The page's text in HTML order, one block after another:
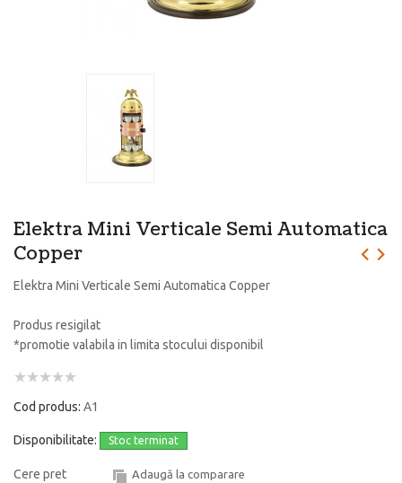
Elektra Mini Verticale Semi Automatica
Copper
Elektra Mini Verticale Semi Automatica Copper
Produs resigilat
*promotie valabila in limita stocului disponibil
Cod produs: A1
Disponibilitate: Stoc terminat
Cere pret
Adaugă la comparare